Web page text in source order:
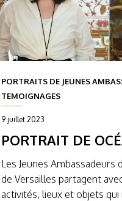
PORTRAITS DE JEUNES
TEMOIGNAGES
9 juillet 2023
PORTRAIT DE
Les Jeunes Ambassadeurs
de Versailles partagent
activités, lieux et objets